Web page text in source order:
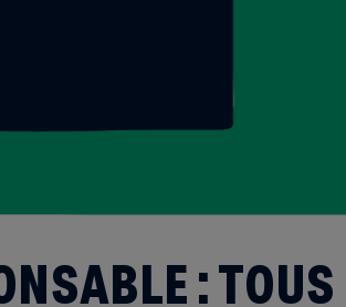
: TOUS